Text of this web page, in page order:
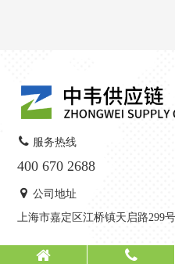
服务热线
400 670 2688
公司地址
上海市嘉定区江桥镇天启路299